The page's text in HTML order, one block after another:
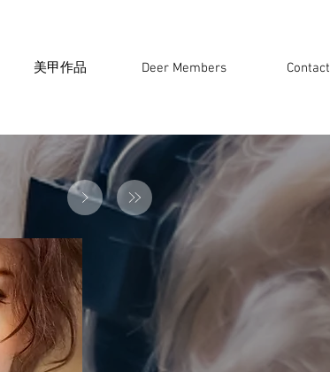
美甲作品 Deer Members Contact